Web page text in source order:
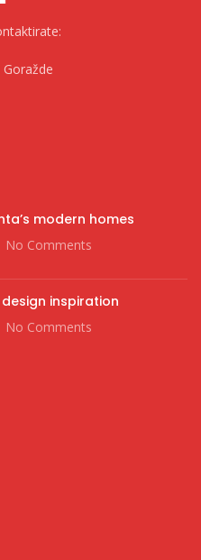
modern homes
No Comments
inspiration
No Comments